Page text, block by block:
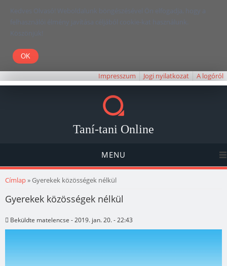
Kedves Olvasó! Weboldalunk böngészésével Ön elfogadja, hogy a
felhasználói élmény javítása céljából cookie-kat használunk.
Köszönjük!
Impresszum Jogi nyilatkozat A logóról
Taní-tani Online
MENU
Jelenlegi hely
Címlap» Gyerekek közösségek nélkül
Gyerekek közösségek nélkül
Beküldte matelencse - 2019. jan. 20. - 22:43